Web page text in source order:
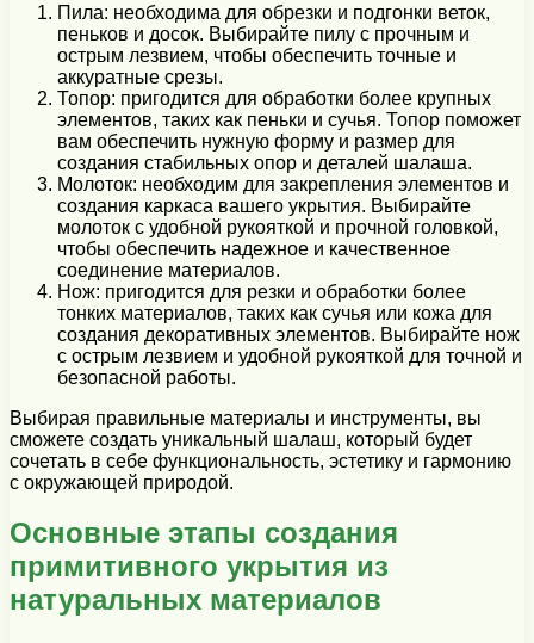
Пила: необходима для обрезки и подгонки веток,
пеньков и досок. Выбирайте пилу с прочным и
острым лезвием, чтобы обеспечить точные и
аккуратные срезы.
Топор: пригодится для обработки более крупных
элементов, таких как пеньки и сучья. Топор поможет
вам обеспечить нужную форму и размер для
создания стабильных опор и деталей шалаша.
Молоток: необходим для закрепления элементов и
создания каркаса вашего укрытия. Выбирайте
молоток с удобной рукояткой и прочной головкой,
чтобы обеспечить надежное и качественное
соединение материалов.
Нож: пригодится для резки и обработки более
тонких материалов, таких как сучья или кожа для
создания декоративных элементов. Выбирайте нож
с острым лезвием и удобной рукояткой для точной и
безопасной работы.
Выбирая правильные материалы и инструменты, вы
сможете создать уникальный шалаш, который будет
сочетать в себе функциональность, эстетику и гармонию
с окружающей природой.
Основные этапы создания
примитивного укрытия из
натуральных материалов